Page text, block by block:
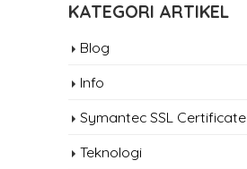
KATEGORI ARTIKEL
Blog
Info
Symantec SSL Certificate
Teknologi